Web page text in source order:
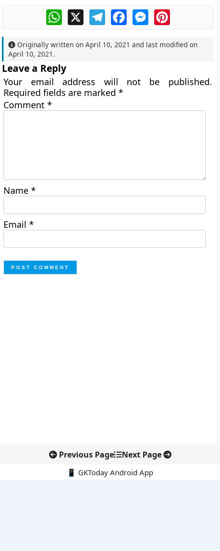
WhatsApp
X TelegramFacebookMessengerPinterest
Originally written onApril 10, 2021 and last modified on
April 10, 2021 .
Leave a Reply
Your email address will not be published.
Required fields are marked*
Comment*
Name*
Email*
Previous Page Next Page
📱 GKToday Android App